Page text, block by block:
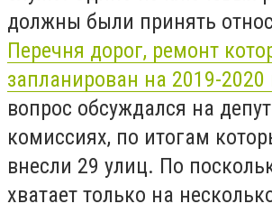
должны были принять
Перечня дорог, ремонт
запланирован на 2019-2020
вопрос обсуждался на
комиссиях, по итогам
внесли 29 улиц. По
хватает только на